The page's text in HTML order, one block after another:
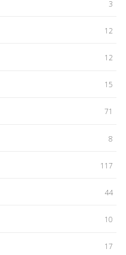
3
12
12
15
71
8
117
44
10
17